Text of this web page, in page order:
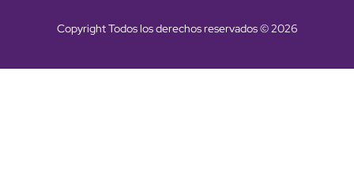
Copyright Todos los derechos reservados © 2026